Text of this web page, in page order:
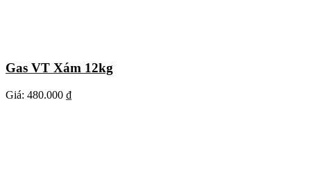
Gas VT Xám 12kg
Giá: 480.000 ₫